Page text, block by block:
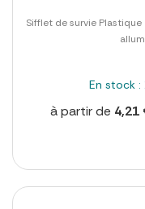
Sifflet de survie
En stock
à partir de 4,21